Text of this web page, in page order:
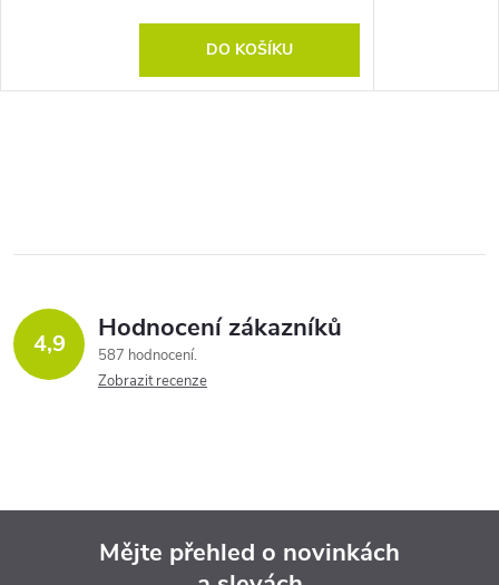
DO KOŠÍKU
4,9 Hodnocení zákazníků
587 hodnocení
Zobrazit recenze
Mějte přehled o novinkách